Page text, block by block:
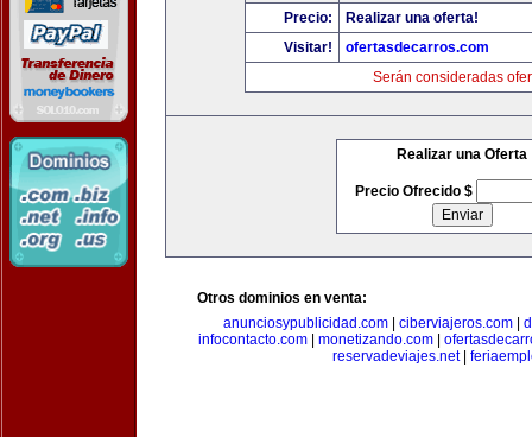
Precio:
Realizar una oferta!
Visitar!
ofertasdecarros.com
Serán consideradas
Realizar una Oferta
Precio Ofrecido $
Otros dominios en venta:
anunciosypublicidad.com| ciberviajeros.com|
infocontacto.com
monetizando.com
reservadeviajes.net|